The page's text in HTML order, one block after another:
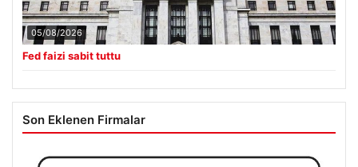
05/08/2026
Fed faizi sabit tuttu
Son Eklenen Firmalar